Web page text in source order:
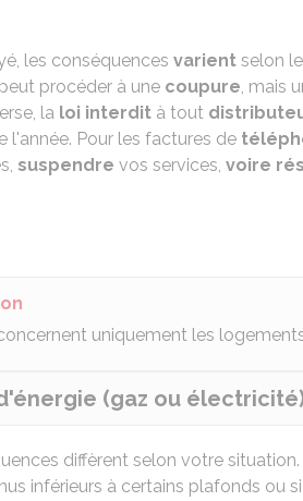
les conséquences varient selon
peut procéder à une coupure, mais
la loi interdit à tout
l'année. Pour les factures de
suspendre vos services, voire
uniquement les
(gaz ou
diffèrent selon votre
inférieurs à certains plafonds ou